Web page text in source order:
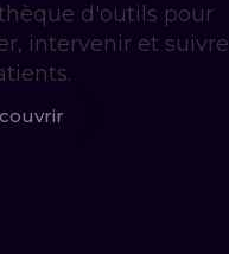
d'outils pour
intervenir et suivre